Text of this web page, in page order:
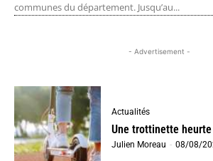
communes du département. Jusqu’au...
- Advertisement -
Actualités
Une trottinette heurte
Julien Moreau - 08/08/